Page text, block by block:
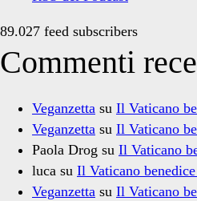
89.027 feed subscribers
Commenti
Veganzetta su Il Vaticano
Veganzetta su Il Vaticano
Paola Drog su Il Vaticano
luca su Il Vaticano
Veganzetta su Il Vaticano